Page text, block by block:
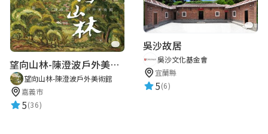
望向山林-陳澄波戶外美術館
望向山林-陳澄波戶外美術館
嘉義市
5(36)
吳沙故居
吳沙文化基金會
宜蘭縣
5(6)